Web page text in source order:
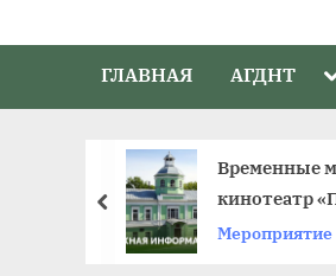
656043,
край,
Барнаул,
ГЛАВНАЯ АГДНТ
Временные
кинотеатр
Мероприятие
пред